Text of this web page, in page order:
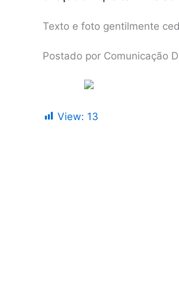
Texto e foto gentilmente
Postado por Comunicação
View: 13